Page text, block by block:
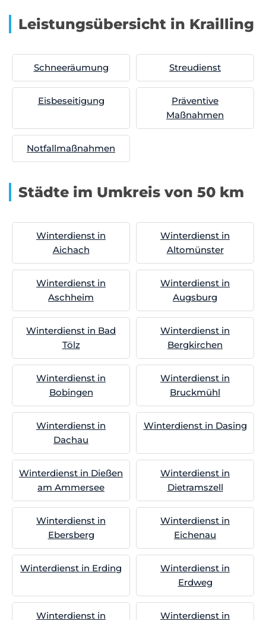
Leistungsübersicht in Krailling
Schneeräumung Streudienst
Eisbeseitigung
Präventive
Maßnahmen
Notfallmaßnahmen
Städte im Umkreis von 50 km
Winterdienst in
Aichach
Winterdienst in
Altomünster
Winterdienst in
Aschheim
Winterdienst in
Augsburg
Winterdienst in Bad
Tölz
Winterdienst in
Bergkirchen
Winterdienst in
Bobingen
Winterdienst in
Bruckmühl
Winterdienst in
Dachau
Winterdienst in Dasing
Winterdienst in Dießen
am Ammersee
Winterdienst in
Dietramszell
Winterdienst in
Ebersberg
Winterdienst in
Eichenau
Winterdienst in Erding
Winterdienst in
Erdweg
Winterdienst in Winterdienst in